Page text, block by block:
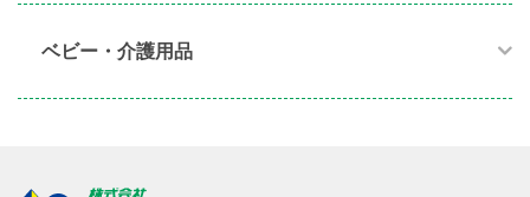
ベビー・介護用品​